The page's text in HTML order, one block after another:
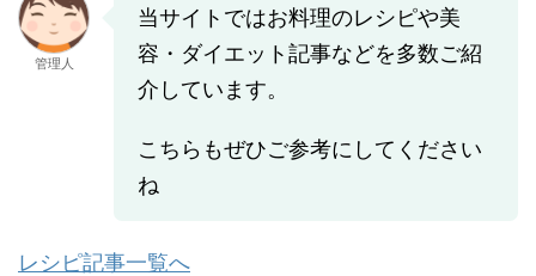
管理人
当サイトではお料理のレシピや美
容・ダイエット記事などを多数ご紹
介しています。
こちらもぜひご参考にしてください
ね
レシピ記事一覧へ